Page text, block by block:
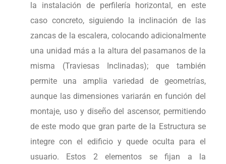
la instalación de perfilería horizontal, en este
caso concreto, siguiendo la inclinación de las
zancas de la escalera, colocando adicionalmente
una unidad más a la altura del pasamanos de la
misma (Traviesas Inclinadas); que también
permite una amplia variedad de geometrías,
aunque las dimensiones variarán en función del
montaje, uso y diseño del ascensor, permitiendo
de este modo que gran parte de la Estructura se
integre con el edificio y quede oculta para el
usuario. Estos 2 elementos se fijan a la